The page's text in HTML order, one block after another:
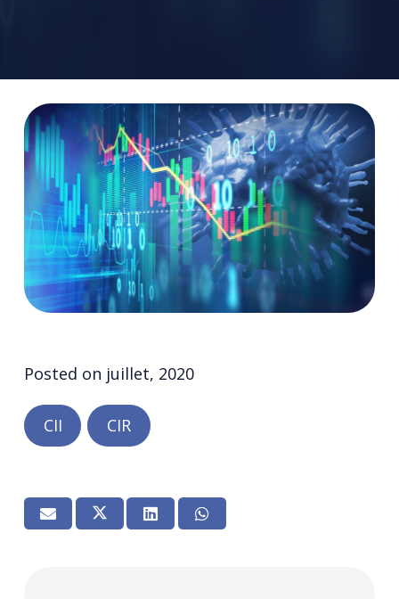
Posted on juillet, 2020
CII CIR